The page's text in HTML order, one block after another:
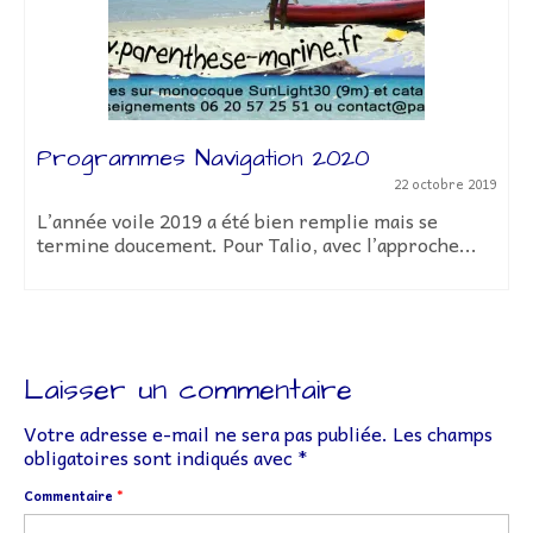
Programmes Navigation 2020
22 octobre 2019
L’année voile 2019 a été bien remplie mais se
termine doucement. Pour Talio, avec l’approche...
Laisser un commentaire
Votre adresse e-mail ne sera pas publiée. Les champs
obligatoires sont indiqués avec *
Commentaire *